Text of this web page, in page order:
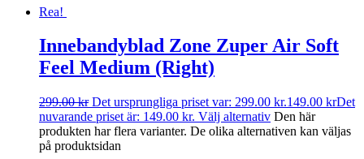
Rea!
Innebandyblad Zone Zuper Air Soft
Feel Medium (Right)
299.00kr Det ursprungliga priset var: 299.00 kr.149.00 krDet
nuvarande priset är: 149.00 kr. Välj alternativ Den här
produkten har flera varianter. De olika alternativen kan väljas
på produktsidan